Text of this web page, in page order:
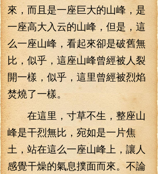
來，而且是一座巨大的山峰，是
一座高大入云的山峰，但是，這
么一座山峰，看起來卻是破舊無
比，似乎，這座山峰曾經被人裂
開一樣，似乎，這里曾經被烈焰
焚燒了一樣。
在這里，寸草不生，整座山
峰是干烈無比，宛如是一片焦
土，站在這么一座山峰上，讓人
感覺干燥的氣息撲面而來。不論